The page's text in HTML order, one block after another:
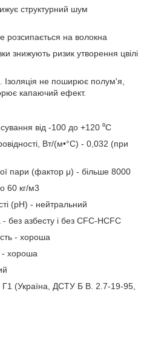
структурний шум
розсипається на волокна
знижують ризик утворення цвілі
Ізоляція не поширює полум'я,
капаючий ефект.
від -100 до +120 ⁰С
Вт/(м•°С) - 0,032 (при
пари (фактор μ) - більше 8000
60 кг/м3
(pH) - нейтральний
- без азбесту і без CFC-HCFC
- хороша
- хороша
(Україна, ДСТУ Б В. 2.7-19-95,